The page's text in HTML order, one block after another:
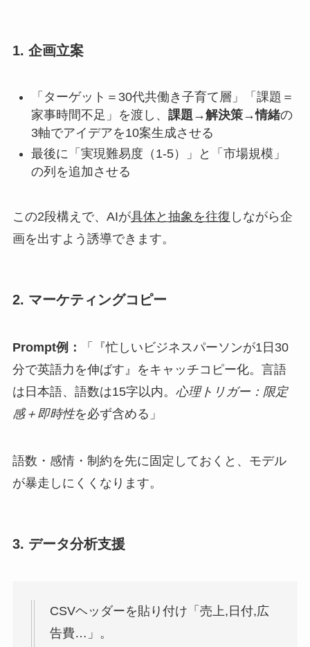
1. 企画立案
「ターゲット＝30代共働き子育て層」「課題＝
家事時間不足」を渡し、 課題→解決策→情緒の
3軸でアイデアを10案生成させる
最後に「実現難易度（1-5）」と「市場規模」
の列を追加させる
この2段構えで、AIが具体と抽象を往復 しながら企
画を出すよう誘導できます。
2. マーケティングコピー
Prompt例：
「『忙しいビジネスパーソンが1日30
分で英語力を伸ばす』をキャッチコピー化。言語
は日本語、語数は15字以内。 心理トリガー：限定
感＋即時性を必ず含める」
語数・感情・制約を先に固定しておくと、モデル
が暴走しにくくなります。
3. データ分析支援
CSVヘッダーを貼り付け「売上,日付,広
告費…」。